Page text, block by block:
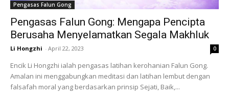
Pengasas Falun Gong
Pengasas Falun Gong: Mengapa Pencipta
Berusaha Menyelamatkan Segala Makhluk
Li Hongzhi - April 22, 2023 0
Encik Li Hongzhi ialah pengasas latihan kerohanian Falun Gong.
Amalan ini menggabungkan meditasi dan latihan lembut dengan
falsafah moral yang berdasarkan prinsip Sejati, Baik,...